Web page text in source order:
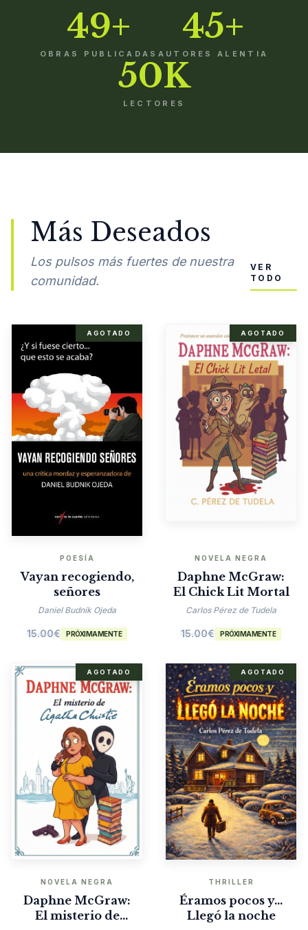
49+
OBRAS PUBLICADAS
45+
AUTORES ALENTIA
50K
LECTORES
Más Deseados
Los pulsos más fuertes de nuestra
comunidad.
VER
TODO
AGOTADO
POESÍA
Vayan recogiendo,
señores
Daniel Budnik Ojeda
15.00€ PRÓXIMAMENTE
AGOTADO
NOVELA NEGRA
Daphne McGraw:
El Chick Lit Mortal
Carlos Pérez de Tudela
15.00€ PRÓXIMAMENTE
AGOTADO
NOVELA NEGRA
Daphne McGraw:
El misterio de
AGOTADO
THRILLER
Éramos pocos y…
Llegó la noche